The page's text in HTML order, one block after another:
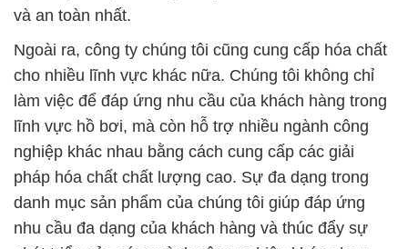
và an toàn nhất.
Ngoài ra, công ty chúng tôi cũng cung cấp hóa chất
cho nhiều lĩnh vực khác nữa. Chúng tôi không chỉ
làm việc để đáp ứng nhu cầu của khách hàng trong
lĩnh vực hồ bơi, mà còn hỗ trợ nhiều ngành công
nghiệp khác nhau bằng cách cung cấp các giải
pháp hóa chất chất lượng cao. Sự đa dạng trong
danh mục sản phẩm của chúng tôi giúp đáp ứng
nhu cầu đa dạng của khách hàng và thúc đẩy sự